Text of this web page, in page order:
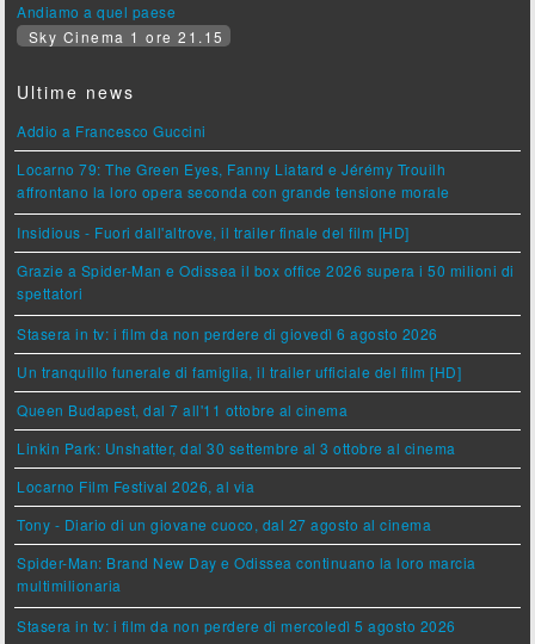
Andiamo a quel paese
Sky Cinema 1 ore 21.15
Ultime news
Addio a Francesco Guccini
Locarno 79: The Green Eyes, Fanny Liatard e Jérémy Trouilh
affrontano la loro opera seconda con grande tensione morale
Insidious - Fuori dall'altrove, il trailer finale del film [HD]
Grazie a Spider-Man e Odissea il box office 2026 supera i 50 milioni di
spettatori
Stasera in tv: i film da non perdere di giovedì 6 agosto 2026
Un tranquillo funerale di famiglia, il trailer ufficiale del film [HD]
Queen Budapest, dal 7 all'11 ottobre al cinema
Linkin Park: Unshatter, dal 30 settembre al 3 ottobre al cinema
Locarno Film Festival 2026, al via
Tony - Diario di un giovane cuoco, dal 27 agosto al cinema
Spider-Man: Brand New Day e Odissea continuano la loro marcia
multimilionaria
Stasera in tv: i film da non perdere di mercoledì 5 agosto 2026